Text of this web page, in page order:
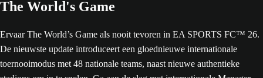
The World's Game
Ervaar The World’s Game als nooit tevoren in EA SPORTS FC™ 26.
De nieuwste update introduceert een gloednieuwe internationale
toernooimodus met 48 nationale teams, naast nieuwe authentieke